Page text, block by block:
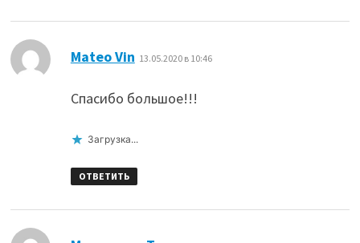
Mateo Vin 13.05.2020 в 10:46
Спасибо большое!!!
Загрузка...
ОТВЕТИТЬ